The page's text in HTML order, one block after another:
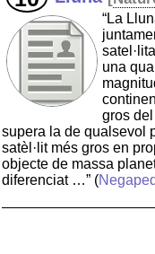
“La
una
gros
supera la de qualsevol
satèl·lit més gros en
objecte de massa
diferenciat …” (